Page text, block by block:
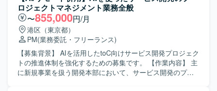
具体的には、担当機能の開発推進、進捗・課題・リスク管
理、仕様整理や不明点の確認、論点整理、元請への報告、
関係者調整、他チームや関連部署との横断調整、各種資料
作成などを行っていただきます。 【求める人物像】 複数部
門・複数組織が関わる大規模案件の中で、主体的に論点を
整理しながら関係者と円滑にコミュニケーションを取り、
自走してプロジェクトを推進できる方を求めております。
また、業務システム開発における一連の工程を理解し、ド
ロジェクトマネジメント業務全般
〜855,000円/月
港区（東京都）
PM(業務委託・フリーランス)
【募集背景】 AIを活用したtoC向けサービス開発プロジェク
トの推進体制を強化するための募集です。 【作業内容】 主
に新規事業を扱う開発本部において、サービス開発のプロ